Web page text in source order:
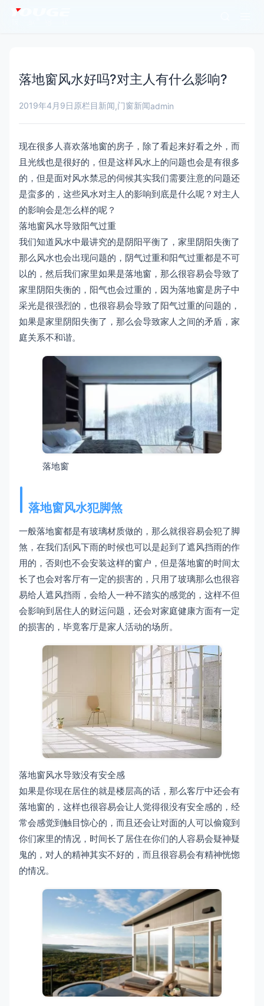
落地窗风水好吗?对主人有什么影响?
2019年4月9日 原栏目新闻,门窗新闻admin
现在很多人喜欢落地窗的房子，除了看起来好看之外，而
且光线也是很好的，但是这样风水上的问题也会是有很多
的，但是面对风水禁忌的伺候其实我们需要注意的问题还
是蛮多的，这些风水对主人的影响到底是什么呢？对主人
的影响会是怎么样的呢？
落地窗风水导致阳气过重
我们知道风水中最讲究的是阴阳平衡了，家里阴阳失衡了
那么风水也会出现问题的，阴气过重和阳气过重都是不可
以的，然后我们家里如果是落地窗，那么很容易会导致了
家里阴阳失衡的，阳气也会过重的，因为落地窗是房子中
采光是很强烈的，也很容易会导致了阳气过重的问题的，
如果是家里阴阳失衡了，那么会导致家人之间的矛盾，家
庭关系不和谐。
落地窗
落地窗风水犯脚煞
一般落地窗都是有玻璃材质做的，那么就很容易会犯了脚
煞，在我们刮风下雨的时候也可以是起到了遮风挡雨的作
用的，否则也不会安装这样的窗户，但是落地窗的时间太
长了也会对客厅有一定的损害的，只用了玻璃那么也很容
易给人遮风挡雨，会给人一种不踏实的感觉的，这样不但
会影响到居住人的财运问题，还会对家庭健康方面有一定
的损害的，毕竟客厅是家人活动的场所。
落地窗风水导致没有安全感
如果是你现在居住的就是楼层高的话，那么客厅中还会有
落地窗的，这样也很容易会让人觉得很没有安全感的，经
常会感觉到触目惊心的，而且还会让对面的人可以偷窥到
你们家里的情况，时间长了居住在你们的人容易会疑神疑
鬼的，对人的精神其实不好的，而且很容易会有精神恍惚
的情况。